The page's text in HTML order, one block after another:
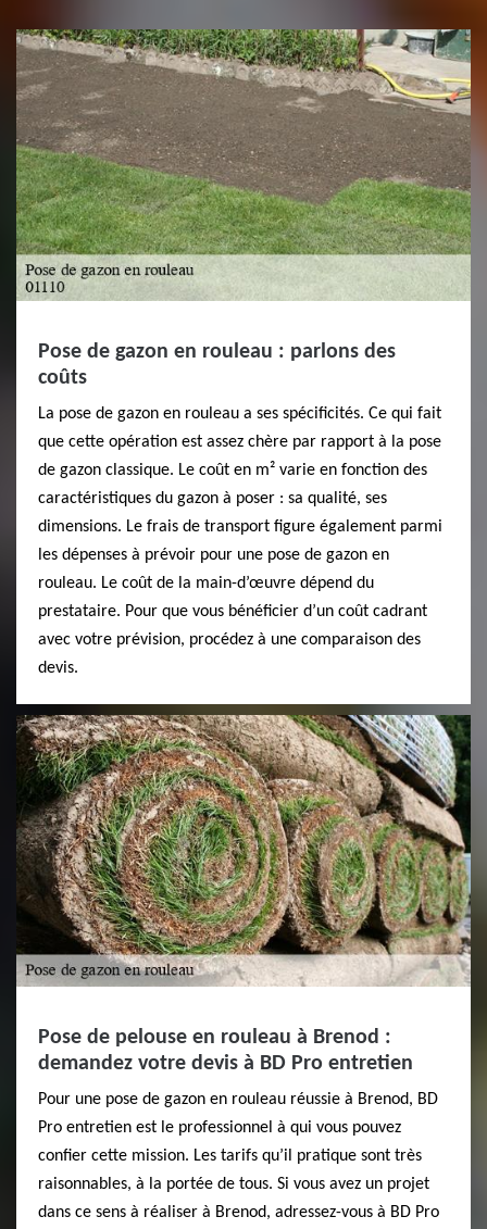
Pose de gazon en rouleau : parlons des
coûts
La pose de gazon en rouleau a ses spécificités. Ce qui fait
que cette opération est assez chère par rapport à la pose
de gazon classique. Le coût en m² varie en fonction des
caractéristiques du gazon à poser : sa qualité, ses
dimensions. Le frais de transport figure également parmi
les dépenses à prévoir pour une pose de gazon en
rouleau. Le coût de la main-d’œuvre dépend du
prestataire. Pour que vous bénéficier d’un coût cadrant
avec votre prévision, procédez à une comparaison des
devis.
Pose de pelouse en rouleau à Brenod :
demandez votre devis à BD Pro entretien
Pour une pose de gazon en rouleau réussie à Brenod, BD
Pro entretien est le professionnel à qui vous pouvez
confier cette mission. Les tarifs qu’il pratique sont très
raisonnables, à la portée de tous. Si vous avez un projet
dans ce sens à réaliser à Brenod, adressez-vous à BD Pro